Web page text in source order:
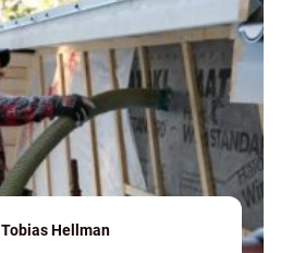
Tobias Hellman